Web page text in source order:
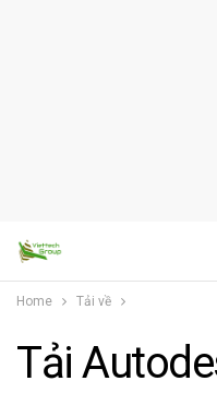
Home Tải về
Tải